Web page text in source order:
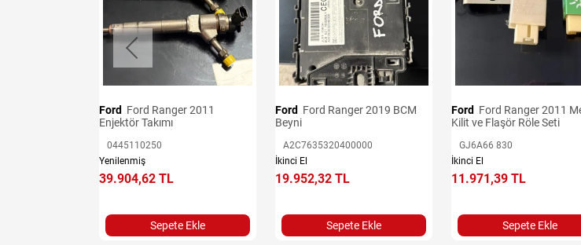
Ford
Enjektör Takımı
0445110250
Yenilenmiş
39.904,62 TL
Sepete Ekle
Ford
Beyni
A2C7635320400000
İkinci El
19.952,32 TL
Sepete Ekle
Ford
Kilit ve Flaşör Röle Seti
GJ6A66 830
İkinci El
11.971,39 TL
Sepete Ekle